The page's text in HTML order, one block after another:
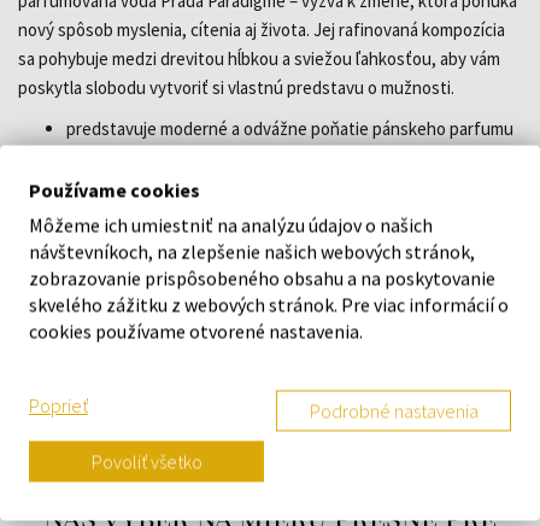
nový spôsob myslenia, cítenia aj života. Jej rafinovaná kompozícia
sa pohybuje medzi drevitou hĺbkou a sviežou ľahkosťou, aby vám
poskytla slobodu vytvoriť si vlastnú predstavu o mužnosti.
predstavuje moderné a odvážne poňatie pánskeho parfumu
autormi vône sú parfuméri Marie Salamagne, Bruno
Jovanovic a Nicolas Bonneville
v ponuke vo flakóne, ktorý je možné znovu naplniť
DETAILY
Náš výber na mieru presne pre
Používame cookies
Môžeme ich umiestniť na analýzu údajov o našich
návštevníkoch, na zlepšenie našich webových stránok,
zobrazovanie prispôsobeného obsahu a na poskytovanie
skvelého zážitku z webových stránok. Pre viac informácií o
cookies používame otvorené nastavenia.
Poprieť Podrobné nastavenia
Povoliť všetko